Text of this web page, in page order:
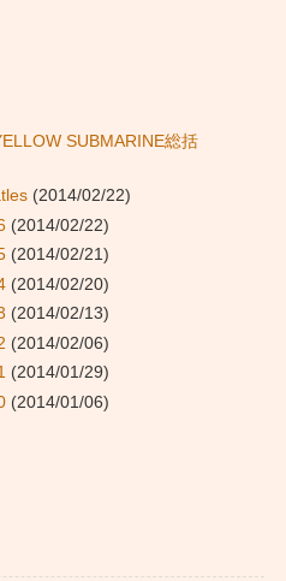
SUBMARINE総括
(2014/02/22)
(2014/02/22)
(2014/02/21)
(2014/02/20)
(2014/02/13)
(2014/02/06)
(2014/01/29)
(2014/01/06)